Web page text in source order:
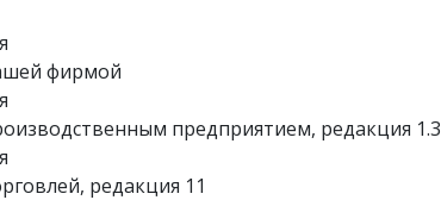
фирмой
предприятием, редакция 1.3
редакция 11